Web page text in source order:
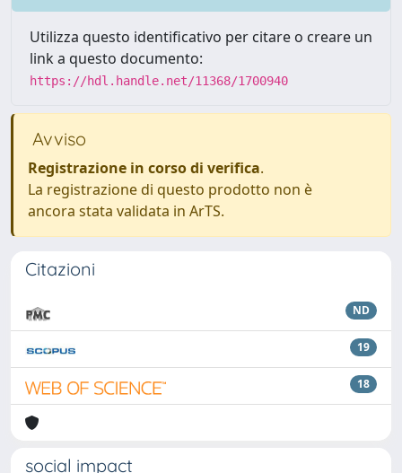
Utilizza questo identificativo per citare o creare un
link a questo documento:
https://hdl.handle.net/11368/1700940
Avviso
Registrazione in corso di verifica.
La registrazione di questo prodotto non è
ancora stata validata in ArTS.
Citazioni
ND
19
18
social impact